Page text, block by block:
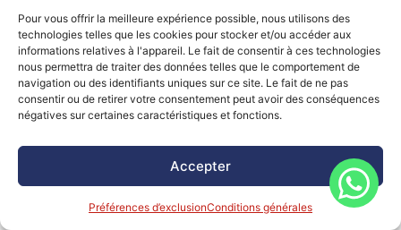
Pour vous offrir la meilleure expérience possible, nous utilisons des
technologies telles que les cookies pour stocker et/ou accéder aux
informations relatives à l'appareil. Le fait de consentir à ces technologies
nous permettra de traiter des données telles que le comportement de
navigation ou des identifiants uniques sur ce site. Le fait de ne pas
consentir ou de retirer votre consentement peut avoir des conséquences
négatives sur certaines caractéristiques et fonctions.
Accepter
Préférences d’exclusionConditions générales
d’Azur.